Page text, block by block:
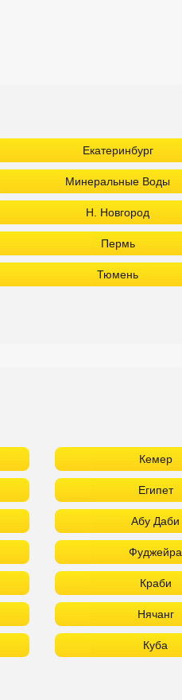
Екатеринбург
Минеральные Воды
Н. Новгород
Пермь
Тюмень
Кемер
Египет
Абу Даби
Фуджейра
Краби
Нячанг
Куба